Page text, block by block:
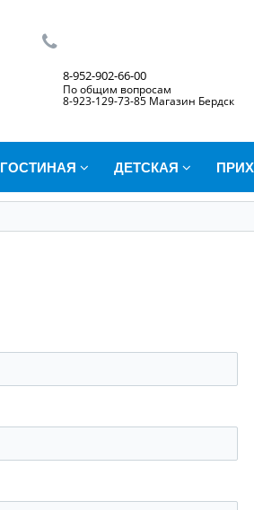
8-952-902-66-00
По общим вопросам
8-923-129-73-85 Магазин Бердск
ГОСТИНАЯ ДЕТСКАЯ